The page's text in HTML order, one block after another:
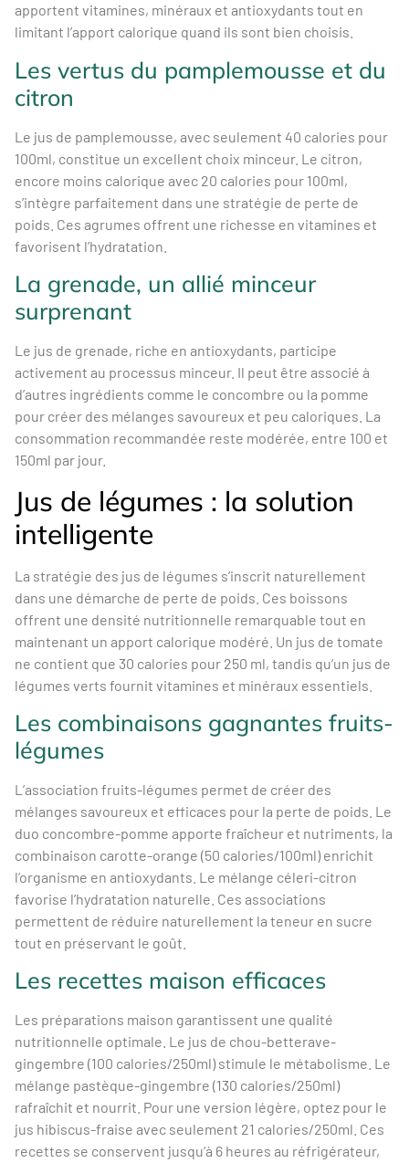
apportent vitamines, minéraux et antioxydants tout en
limitant l’apport calorique quand ils sont bien choisis.
Les vertus du pamplemousse et du
citron
Le jus de pamplemousse, avec seulement 40 calories pour
100ml, constitue un excellent choix minceur. Le citron,
encore moins calorique avec 20 calories pour 100ml,
s’intègre parfaitement dans une stratégie de perte de
poids. Ces agrumes offrent une richesse en vitamines et
favorisent l’hydratation.
La grenade, un allié minceur
surprenant
Le jus de grenade, riche en antioxydants, participe
activement au processus minceur. Il peut être associé à
d’autres ingrédients comme le concombre ou la pomme
pour créer des mélanges savoureux et peu caloriques. La
consommation recommandée reste modérée, entre 100 et
150ml par jour.
Jus de légumes : la solution
intelligente
La stratégie des jus de légumes s’inscrit naturellement
dans une démarche de perte de poids. Ces boissons
offrent une densité nutritionnelle remarquable tout en
maintenant un apport calorique modéré. Un jus de tomate
ne contient que 30 calories pour 250 ml, tandis qu’un jus de
légumes verts fournit vitamines et minéraux essentiels.
Les combinaisons gagnantes fruits-
légumes
L’association fruits-légumes permet de créer des
mélanges savoureux et efficaces pour la perte de poids. Le
duo concombre-pomme apporte fraîcheur et nutriments, la
combinaison carotte-orange (50 calories/100ml) enrichit
l’organisme en antioxydants. Le mélange céleri-citron
favorise l’hydratation naturelle. Ces associations
permettent de réduire naturellement la teneur en sucre
tout en préservant le goût.
Les recettes maison efficaces
Les préparations maison garantissent une qualité
nutritionnelle optimale. Le jus de chou-betterave-
gingembre (100 calories/250ml) stimule le métabolisme. Le
mélange pastèque-gingembre (130 calories/250ml)
rafraîchit et nourrit. Pour une version légère, optez pour le
jus hibiscus-fraise avec seulement 21 calories/250ml. Ces
recettes se conservent jusqu’à 6 heures au réfrigérateur,